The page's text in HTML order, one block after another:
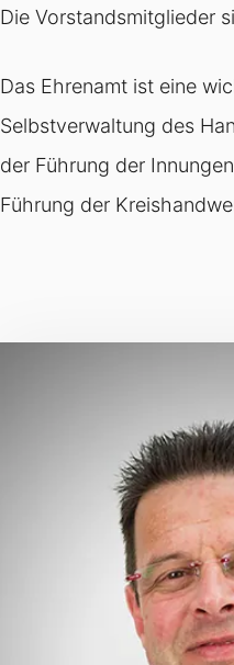
Die Vorstandsmitglieder
Das Ehrenamt ist eine
Selbstverwaltung des
der Führung der
Führung der